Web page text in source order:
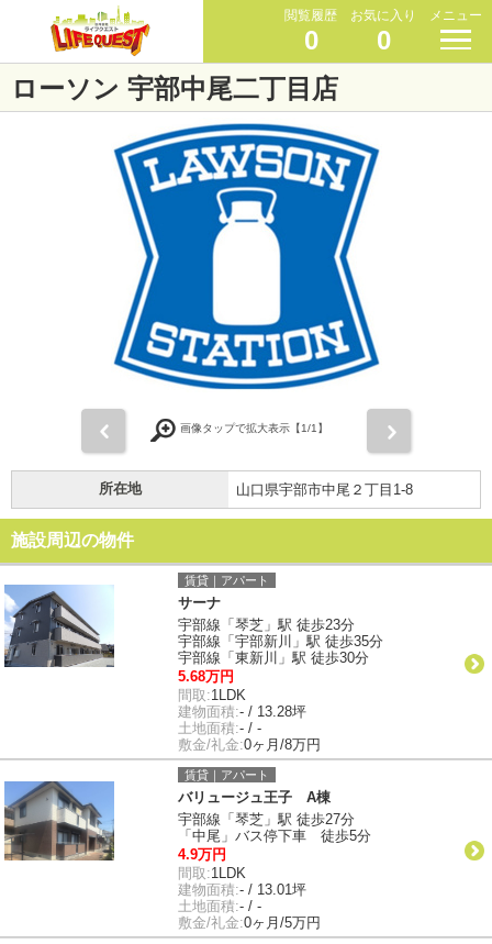
閲覧履歴
0
お気に入り
0
メニュー
ローソン 宇部中尾二丁目店
画像タップで拡大表示【1/1】
所在地 山口県宇部市中尾２丁目1-8
施設周辺の物件
賃貸｜アパート
サーナ
宇部線「琴芝」駅 徒歩23分
宇部線「宇部新川」駅 徒歩35分
宇部線「東新川」駅 徒歩30分
5.68万円
間取:1LDK
建物面積:- / 13.28坪
土地面積:- / -
敷金/礼金:0ヶ月/8万円
賃貸｜アパート
バリュージュ王子 A棟
宇部線「琴芝」駅 徒歩27分
「中尾」バス停下車 徒歩5分
4.9万円
間取:1LDK
建物面積:- / 13.01坪
土地面積:- / -
敷金/礼金:0ヶ月/5万円